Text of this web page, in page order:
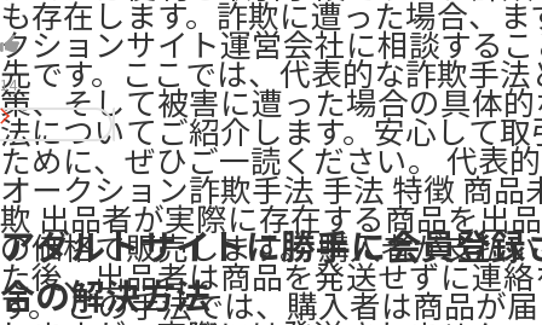
も存在します。詐欺に遭った場合、
クションサイト運営会社に相談する
先です。ここでは、代表的な詐欺手
策、そして被害に遭った場合の具体
法についてご紹介します。安心して
ために、ぜひご一読ください。 代表
オークション詐欺手法 手法 特徴 商品
欺 出品者が実際に存在する商品を出
の価格で販売します。 購入者が支払
た後、出品者は商品を発送せずに連
す。 この手法では、購入者は商品が
14
アダルトサイトに勝手に会員登録
合の解決方法